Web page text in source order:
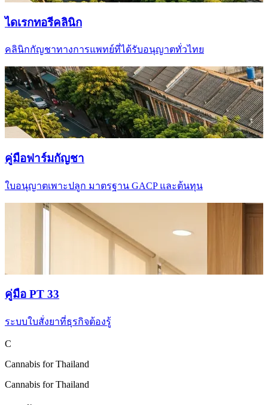
ไดเรกทอรีคลินิก
คลินิกกัญชาทางการแพทย์ที่ได้รับอนุญาตทั่วไทย
คู่มือฟาร์มกัญชา
ใบอนุญาตเพาะปลูก มาตรฐาน GACP และต้นทุน
คู่มือ PT 33
ระบบใบสั่งยาที่ธุรกิจต้องรู้
C
Cannabis for Thailand
Cannabis for Thailand